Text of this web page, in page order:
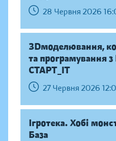
28 Червня 2026
ЗDмоделювання,
та програмування з
СТАРТ_ІТ
27 Червня 2026
Ігротека. Хобі
База